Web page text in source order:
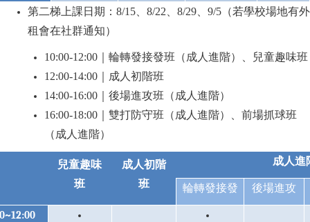
第二梯上課日期：8/15、8/22、8/29、9/5（若學校場地有外
租會在社群通知）
10:00-12:00 ｜輪轉發接發班（成人進階）、兒童趣味班
12:00-14:00 ｜成人初階班
14:00-16:00 ｜後場進攻班（成人進階）
16:00-18:00 ｜雙打防守班（成人進階）、前場抓球班
（成人進階）
兒童趣味
班
成人初階
班
成人進
輪轉發接發 後場進攻
:00